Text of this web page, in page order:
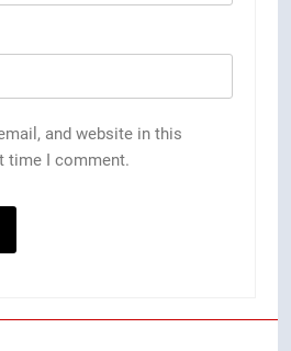
and website in this
time I comment.